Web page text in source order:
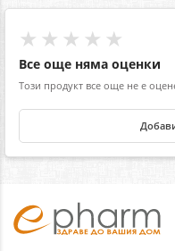
★★★★★
Все още няма оценки
Този продукт все още не е